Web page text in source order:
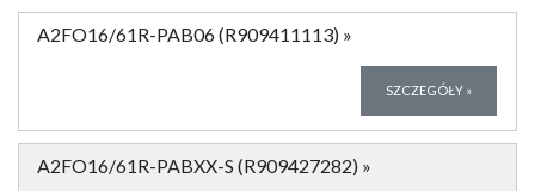
A2FO16/61R-PAB06 (R909411113) »
SZCZEGÓŁY »
A2FO16/61R-PABXX-S (R909427282) »